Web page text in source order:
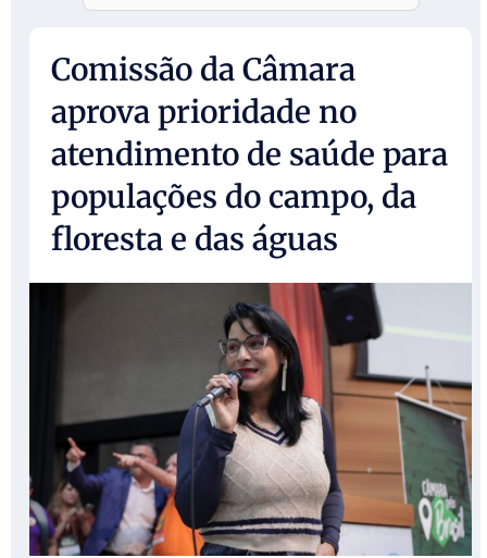
Comissão da Câmara
aprova prioridade no
atendimento de saúde para
populações do campo, da
floresta e das águas